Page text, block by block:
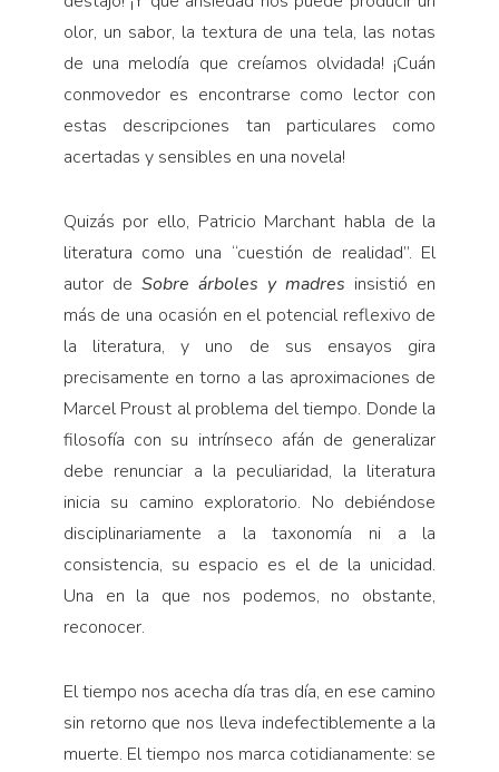
olor, un sabor, la textura de una tela, las notas
de una melodía que creíamos olvidada! ¡Cuán
conmovedor es encontrarse como lector con
estas descripciones tan particulares como
acertadas y sensibles en una novela!
Quizás por ello, Patricio Marchant habla de la
literatura como una “cuestión de realidad”. El
autor de Sobre árboles y madres insistió en
más de una ocasión en el potencial reflexivo de
la literatura, y uno de sus ensayos gira
precisamente en torno a las aproximaciones de
Marcel Proust al problema del tiempo. Donde la
filosofía con su intrínseco afán de generalizar
debe renunciar a la peculiaridad, la literatura
inicia su camino exploratorio. No debiéndose
disciplinariamente a la taxonomía ni a la
consistencia, su espacio es el de la unicidad.
Una en la que nos podemos, no obstante,
reconocer.
El tiempo nos acecha día tras día, en ese camino
sin retorno que nos lleva indefectiblemente a la
muerte. El tiempo nos marca cotidianamente: se